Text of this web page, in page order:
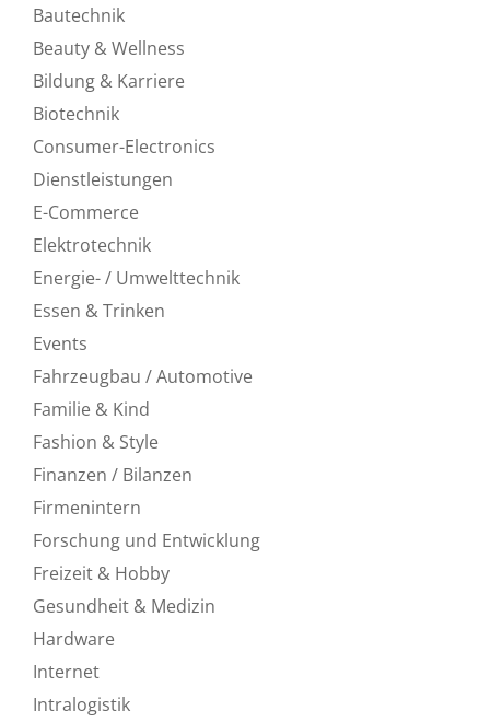
Bautechnik
Beauty & Wellness
Bildung & Karriere
Biotechnik
Consumer-Electronics
Dienstleistungen
E-Commerce
Elektrotechnik
Energie- / Umwelttechnik
Essen & Trinken
Events
Fahrzeugbau / Automotive
Familie & Kind
Fashion & Style
Finanzen / Bilanzen
Firmenintern
Forschung und Entwicklung
Freizeit & Hobby
Gesundheit & Medizin
Hardware
Internet
Intralogistik